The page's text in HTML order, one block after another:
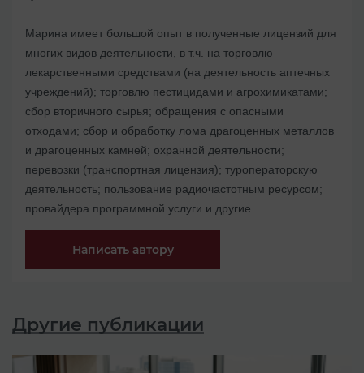
Марина имеет большой опыт в полученные лицензий для
многих видов деятельности, в т.ч. на торговлю
лекарственными средствами (на деятельность аптечных
учреждений); торговлю пестицидами и агрохимикатами;
сбор вторичного сырья; обращения с опасными
отходами; сбор и обработку лома драгоценных металлов
и драгоценных камней; охранной деятельности;
перевозки (транспортная лицензия); туроператорскую
деятельность; пользование радиочастотным ресурсом;
провайдера программной услуги и другие.
Написать автору
Другие публикации